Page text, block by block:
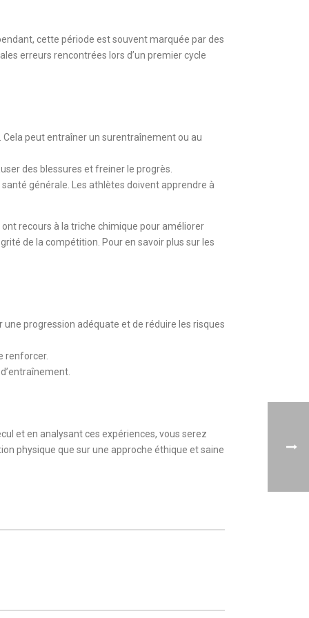
cette période est souvent marquée par des
erreurs rencontrées lors d’un premier cycle
peut entraîner un surentraînement ou au
des blessures et freiner le progrès.
générale. Les athlètes doivent apprendre à
recours à la triche chimique pour améliorer
de la compétition. Pour en savoir plus sur les
progression adéquate et de réduire les risques
renforcer.
et en analysant ces expériences, vous serez
physique que sur une approche éthique et saine